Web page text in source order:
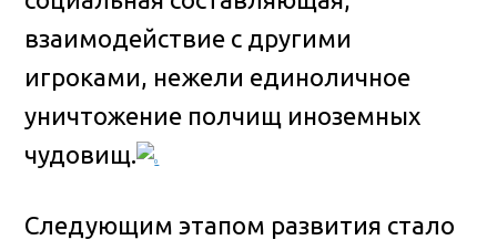
взаимодействие с другими
игроками, нежели единоличное
уничтожение полчищ иноземных
чудовищ.
Следующим этапом развития стало